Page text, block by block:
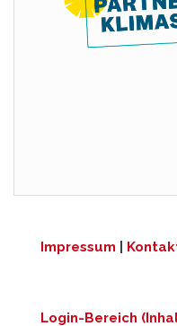
Impressum
Login-Bereich